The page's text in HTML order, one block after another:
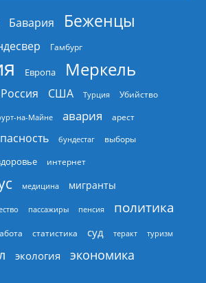
Бавария
Беженцы
Гамбург
Европа Меркель
Россия США Турция Убийство
на-Майне авария арест
бундестаг выборы
интернет
медицина
мигранты
пассажиры пенсия политика
статистика суд теракт туризм
экология экономика